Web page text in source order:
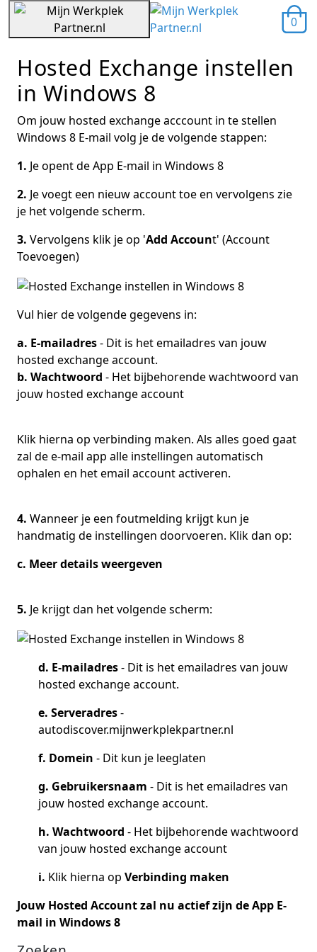
0
Hosted Exchange instellen
in Windows 8
Om jouw hosted exchange acccount in te stellen
Windows 8 E-mail volg je de volgende stappen:
1. Je opent de App E-mail in Windows 8
2. Je voegt een nieuw account toe en vervolgens zie
je het volgende scherm.
3. Vervolgens klik je op 'Add Account' (Account
Toevoegen)
Vul hier de volgende gegevens in:
a. E-mailadres- Dit is het emailadres van jouw
hosted exchange account.
b. Wachtwoord - Het bijbehorende wachtwoord van
jouw hosted exchange account
Klik hierna op verbinding maken. Als alles goed gaat
zal de e-mail app alle instellingen automatisch
ophalen en het email account activeren.
4. Wanneer je een foutmelding krijgt kun je
handmatig de instellingen doorvoeren. Klik dan op:
c. Meer details weergeven
5. Je krijgt dan het volgende scherm:
d. E-mailadres- Dit is het emailadres van jouw
hosted exchange account.
e. Serveradres-
autodiscover.mijnwerkplekpartner.nl
f. Domein - Dit kun je leeglaten
g. Gebruikersnaam - Dit is het emailadres van
jouw hosted exchange account.
h. Wachtwoord - Het bijbehorende wachtwoord
van jouw hosted exchange account
i. Klik hierna op Verbinding maken
Jouw Hosted Account zal nu actief zijn de App E-
mail in Windows 8